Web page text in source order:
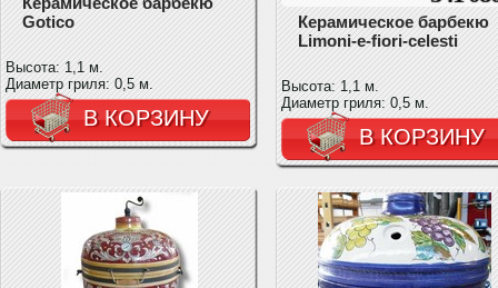
Gotico
Высота: 1,1 м.
Диаметр гриля: 0,5 м.
В КОРЗИНУ
Керамическое барбекю
Limoni-e-fiori-celesti
Высота: 1,1 м.
Диаметр гриля: 0,5 м.
В КОРЗИНУ